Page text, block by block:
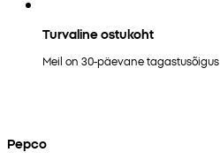
Turvaline ostukoht
Meil on 30-päevane tagastusõigus
Pepco